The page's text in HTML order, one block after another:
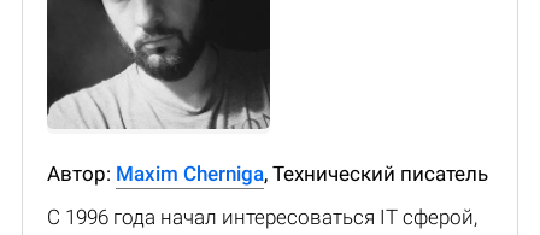
Автор: Maxim Cherniga, Технический писатель
С 1996 года начал интересоваться IT сферой,